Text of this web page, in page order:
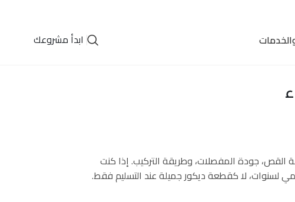
ابدأ مشروعك
القص، جودة المفصلات، وطريقة التركيب. إذا كنت
لسنوات، لا كقطعة ديكور جميلة عند التسليم فقط.